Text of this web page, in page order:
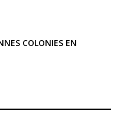
COLONIES EN